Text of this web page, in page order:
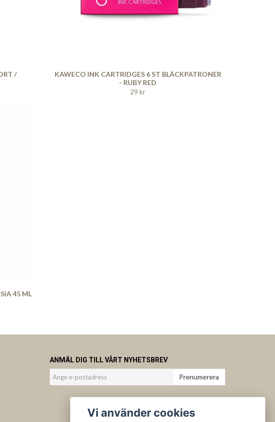
/
KAWECO INK CARTRIDGES 6 ST BLÄCKPATRONER
- RUBY RED
29 kr
45 ML
ANMÄL DIG TILL VÅRT NYHETSBREV
Prenumerera
Vi använder cookies